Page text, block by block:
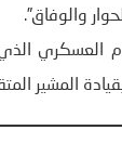
والوفاق”.
المشير